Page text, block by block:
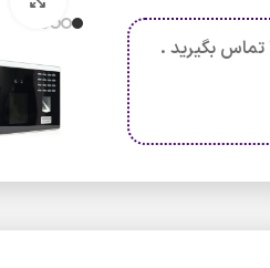
تماس بگیرید .